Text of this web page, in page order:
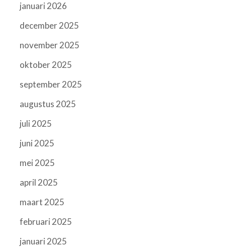
januari 2026
december 2025
november 2025
oktober 2025
september 2025
augustus 2025
juli 2025
juni 2025
mei 2025
april 2025
maart 2025
februari 2025
januari 2025